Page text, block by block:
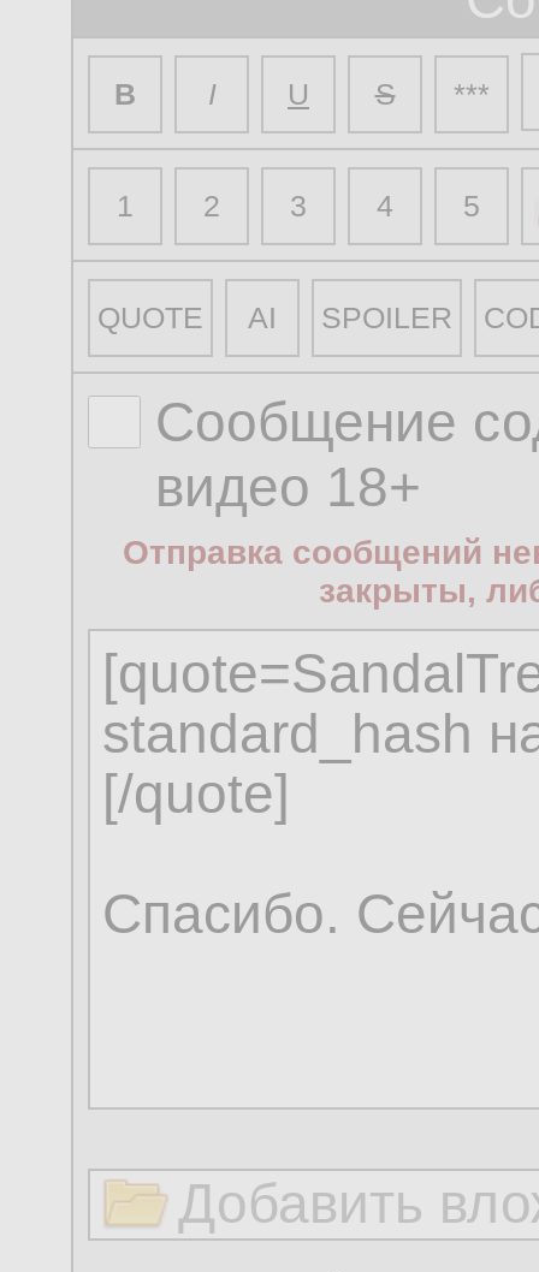
B I U S ***
1 2 3 4 5
QUOTE AI SPOILER
Сообщение
видео 18+
Отправка сообщений
закрыты,
Добавить